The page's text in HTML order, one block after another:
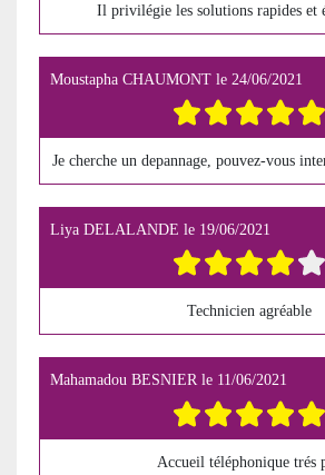
Il privilégie les solutions rapides et
Moustapha CHAUMONT le 24/06/2021
Je cherche un depannage, pouvez-vous
Liya DELALANDE le 19/06/2021
Technicien agréable
Mahamadou BESNIERle 11/06/2021
Accueil téléphonique trés